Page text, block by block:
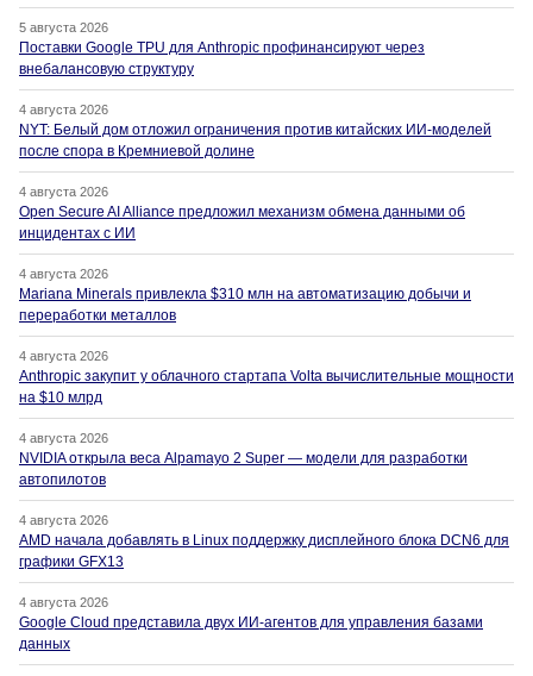
5 августа 2026
Поставки Google TPU для Anthropic профинансируют через
внебалансовую структуру
4 августа 2026
NYT: Белый дом отложил ограничения против китайских ИИ-моделей
после спора в Кремниевой долине
4 августа 2026
Open Secure AI Alliance предложил механизм обмена данными об
инцидентах с ИИ
4 августа 2026
Mariana Minerals привлекла $310 млн на автоматизацию добычи и
переработки металлов
4 августа 2026
Anthropic закупит у облачного стартапа Volta вычислительные мощности
на $10 млрд
4 августа 2026
NVIDIA открыла веса Alpamayo 2 Super — модели для разработки
автопилотов
4 августа 2026
AMD начала добавлять в Linux поддержку дисплейного блока DCN6 для
графики GFX13
4 августа 2026
Google Cloud представила двух ИИ-агентов для управления базами
данных